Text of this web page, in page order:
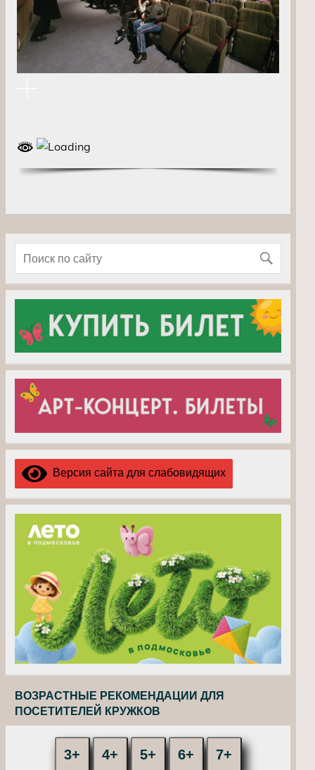
Версия сайта для слабовидящих
ВОЗРАСТНЫЕ РЕКОМЕНДАЦИИ ДЛЯ
ПОСЕТИТЕЛЕЙ КРУЖКОВ
3+ 4+ 5+ 6+ 7+